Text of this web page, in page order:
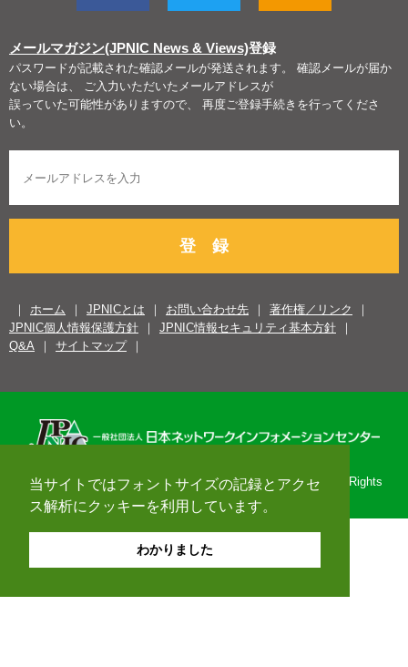
当サイトではフォントサイズの記録とアクセ
ス解析にクッキーを利用しています。
わかりました
メールマガジン(JPNIC News & Views)登録
パスワードが記載された確認メールが発送されます。 確認メールが届か
ない場合は、 ご入力いただいたメールアドレスが
誤っていた可能性がありますので、 再度ご登録手続きを行ってくださ
い。
登 録
ホーム JPNICとは お問い合わせ先
著作権／リンク
JPNIC個人情報保護方針
JPNIC情報セキュリティ基本方針
Q&A
サイトマップ
Copyright© 1996-2026 Japan Network Information Center. All Rights
Reserved.